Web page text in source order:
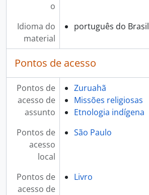
o
Idioma do
material
português do Brasil
Pontos de acesso
Pontos de
acesso de
assunto
Zuruahã
Missões religiosas
Etnologia indígena
Pontos de
acesso
local
São Paulo
Pontos de
acesso de
Livro